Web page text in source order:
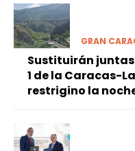
GRAN
Sustituirán
1 de la Caracas-
restrigino la